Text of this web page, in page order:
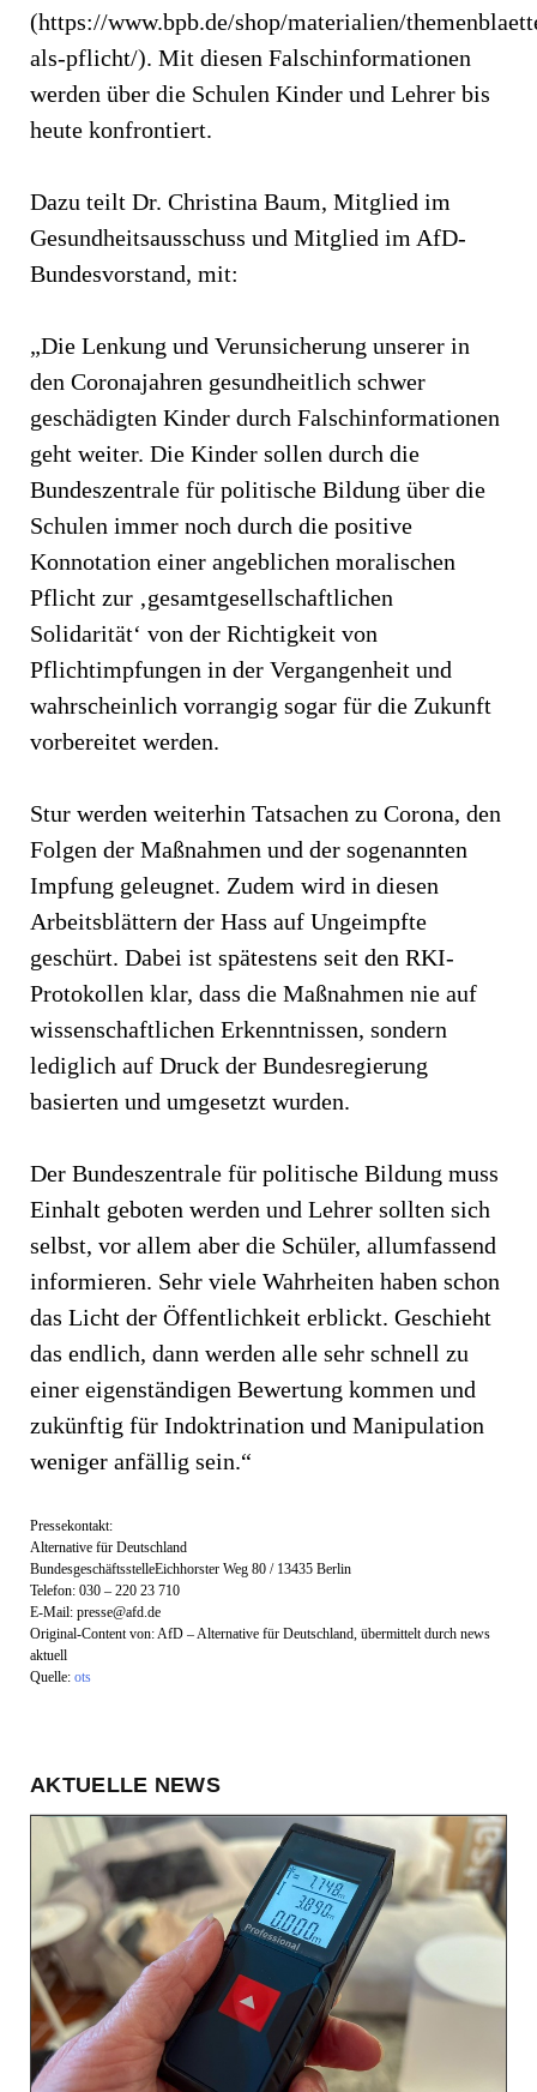
(https://www.bpb.de/shop/materialien/
als-pflicht/). Mit diesen Falschinformationen
werden über die Schulen Kinder und Lehrer bis
heute konfrontiert.
Dazu teilt Dr. Christina Baum, Mitglied im
Gesundheitsausschuss und Mitglied im AfD-
Bundesvorstand, mit:
„Die Lenkung und Verunsicherung unserer in
den Coronajahren gesundheitlich schwer
geschädigten Kinder durch Falschinformationen
geht weiter. Die Kinder sollen durch die
Bundeszentrale für politische Bildung über die
Schulen immer noch durch die positive
Konnotation einer angeblichen moralischen
Pflicht zur ‚gesamtgesellschaftlichen
Solidarität‘ von der Richtigkeit von
Pflichtimpfungen in der Vergangenheit und
wahrscheinlich vorrangig sogar für die Zukunft
vorbereitet werden.
Stur werden weiterhin Tatsachen zu Corona, den
Folgen der Maßnahmen und der sogenannten
Impfung geleugnet. Zudem wird in diesen
Arbeitsblättern der Hass auf Ungeimpfte
geschürt. Dabei ist spätestens seit den RKI-
Protokollen klar, dass die Maßnahmen nie auf
wissenschaftlichen Erkenntnissen, sondern
lediglich auf Druck der Bundesregierung
basierten und umgesetzt wurden.
Der Bundeszentrale für politische Bildung muss
Einhalt geboten werden und Lehrer sollten sich
selbst, vor allem aber die Schüler, allumfassend
informieren. Sehr viele Wahrheiten haben schon
das Licht der Öffentlichkeit erblickt. Geschieht
das endlich, dann werden alle sehr schnell zu
einer eigenständigen Bewertung kommen und
zukünftig für Indoktrination und Manipulation
weniger anfällig sein.“
Pressekontakt:
Alternative für Deutschland
BundesgeschäftsstelleEichhorster Weg 80 / 13435 Berlin
Telefon: 030 – 220 23 710
E-Mail: presse@afd.de
Original-Content von: AfD – Alternative für Deutschland, übermittelt durch news
aktuell
Quelle: ots
AKTUELLE NEWS